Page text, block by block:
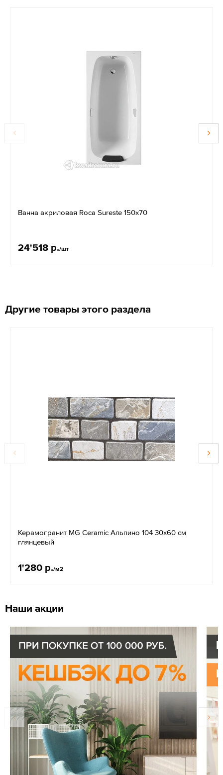
Ванна акриловая Roca Sureste 150х70
24'518 р./шт
Другие товары этого раздела
Керамогранит MG Ceramic Альпино 104 30x60 см
глянцевый
1'280 р./м2
Наши акции